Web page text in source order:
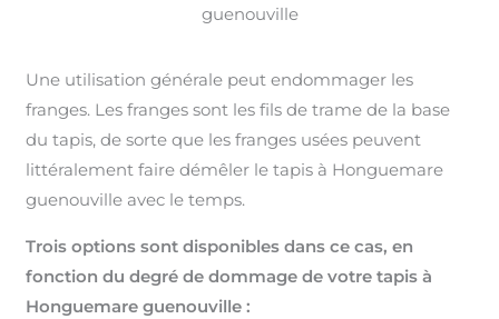
guenouville
Une utilisation générale peut endommager les
franges. Les franges sont les fils de trame de la base
du tapis, de sorte que les franges usées peuvent
littéralement faire démêler le tapis à Honguemare
guenouville avec le temps.
Trois options sont disponibles dans ce cas, en
fonction du degré de dommage de votre tapis à
Honguemare guenouville :